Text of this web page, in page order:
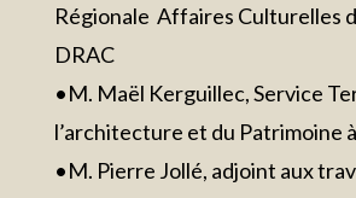
Régionale Affaires Culturelles
DRAC
•M. Maël Kerguillec, Service
l’architecture et du Patrimoine
•M. Pierre Jollé, adjoint aux